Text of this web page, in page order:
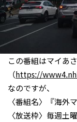
この番組はマイあ
（https://
なのですが、
〈番組名〉『海外
〈放送枠〉毎週土